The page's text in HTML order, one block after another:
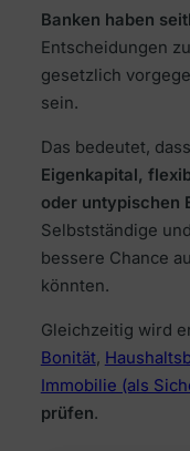
Banken haben
Entscheidungen
gesetzlich
sein.
Das bedeutet,
Eigenkapital,
oder untypischen
Selbstständige
bessere Chance
könnten.
Gleichzeitig wird
Bonität,
Immobilie (als
prüfen.